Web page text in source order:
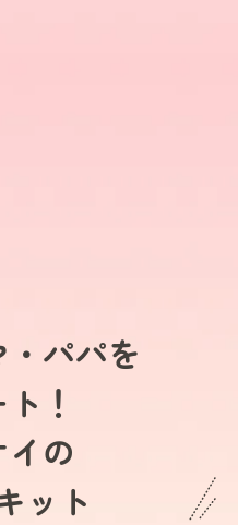
パパを
！
の
ット